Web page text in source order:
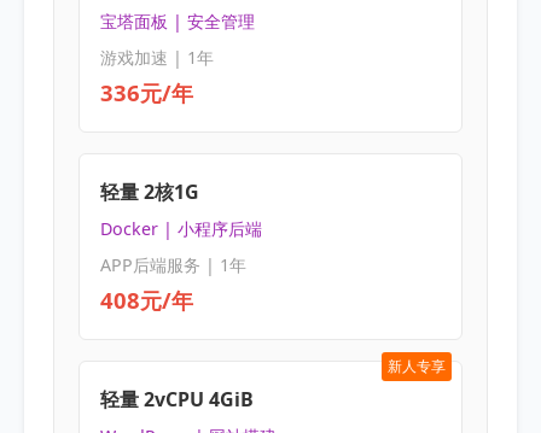
宝塔面板 | 安全管理
游戏加速 | 1年
336元/年
轻量 2核1G
Docker | 小程序后端
APP后端服务 | 1年
408元/年
新人专享
轻量 2vCPU 4GiB